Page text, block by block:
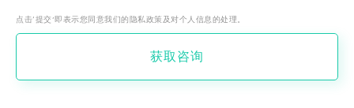
点击‘提交’即表示您同意我们的隐私政策及对个人信息的处理。
获取咨询